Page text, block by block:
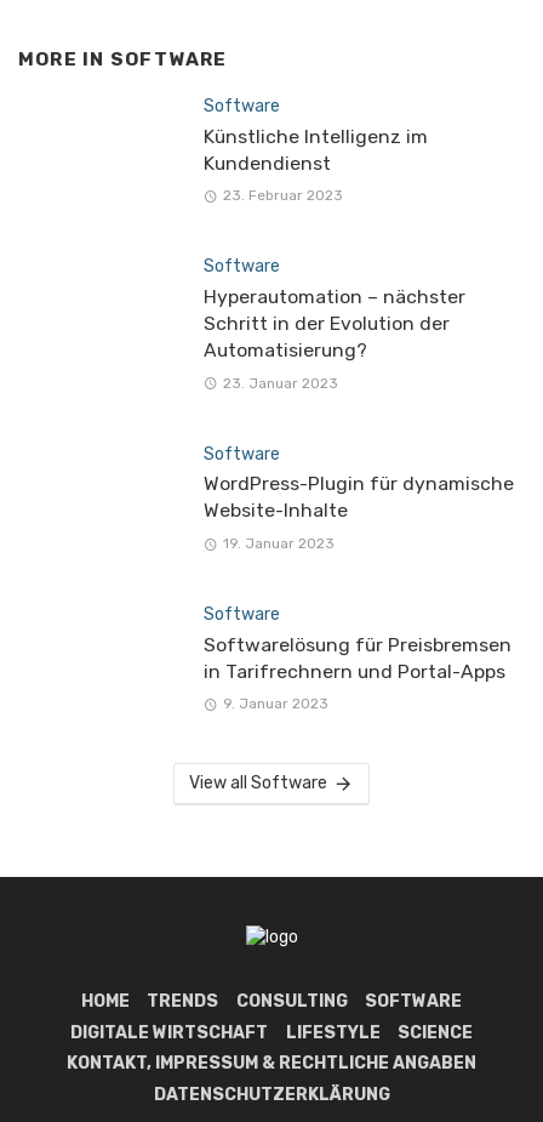
MORE IN SOFTWARE
Software
Künstliche Intelligenz im
Kundendienst
23. Februar 2023
Software
Hyperautomation – nächster
Schritt in der Evolution der
Automatisierung?
23. Januar 2023
Software
WordPress-Plugin für dynamische
Website-Inhalte
19. Januar 2023
Software
Softwarelösung für Preisbremsen
in Tarifrechnern und Portal-Apps
9. Januar 2023
View all Software
HOME TRENDS CONSULTING
SOFTWARE
DIGITALE WIRTSCHAFT
LIFESTYLE
SCIENCE
KONTAKT, IMPRESSUM & RECHTLICHE ANGABEN
DATENSCHUTZERKLÄRUNG